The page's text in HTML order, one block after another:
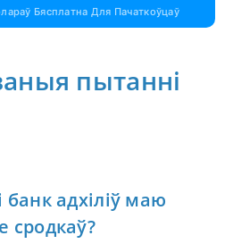
Бясплатна Для Пачаткоўцаў
пытанні
банк адхіліў маю
сродкаў?